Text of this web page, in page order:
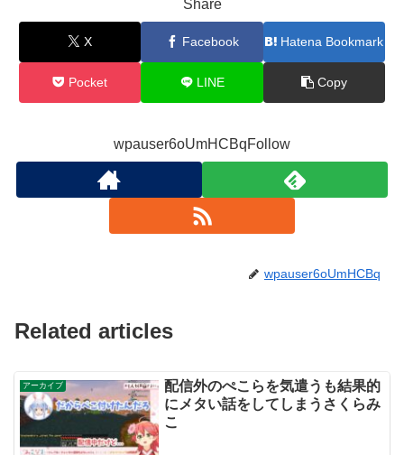
Share
X Facebook Hatena Bookmark
Pocket LINE Copy
wpauser6oUmHCBqFollow
wpauser6oUmHCBq
Related articles
アーカイブ
配信外のぺこらを気遣うも結果的
にメタい話をしてしまうさくらみ
こ